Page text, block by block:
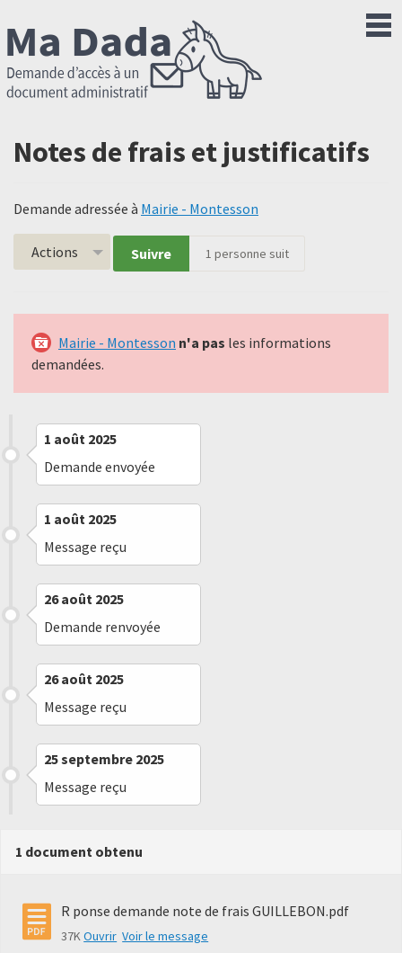
Notes de frais et justificatifs
Demande adressée à Mairie - Montesson
Actions Suivre 1 personne suit
Mairie - Montesson n'a pas les informations
demandées.
1 août 2025
Demande envoyée
1 août 2025
Message reçu
26 août 2025
Demande renvoyée
26 août 2025
Message reçu
25 septembre 2025
Message reçu
1 document obtenu
R ponse demande note de frais GUILLEBON.pdf
37KOuvrir Voir le message